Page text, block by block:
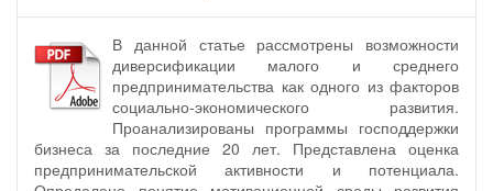
В данной статье рассмотрены возможности
диверсификации малого и среднего
предпринимательства как одного из факторов
социально-экономического развития.
Проанализированы программы господдержки
бизнеса за последние 20 лет. Представлена оценка
предпринимательской активности и потенциала.